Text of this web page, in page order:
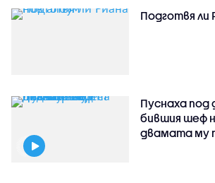
Подготвя ли
Пуснаха
бившия шеф
двамата му